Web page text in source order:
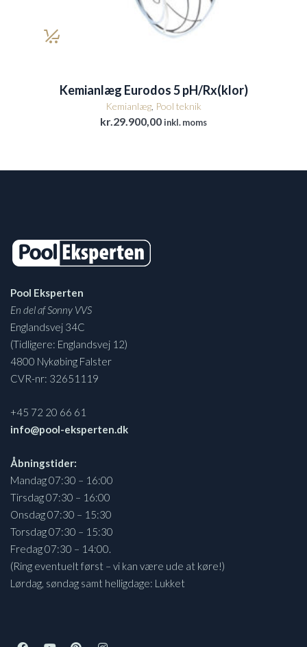
Kemianlæg Eurodos 5 pH/Rx(klor)
Kemianlæg Pool teknik
kr. 29.900,00inkl. moms
Pool Eksperten
En del af Sonny VVS
Englandsvej 34C
(Tidligere: Englandsvej 12)
4800 Nykøbing Falster
CVR-nr: 32651119
+45 72 20 66 61
info@pool-eksperten.dk
Åbningstider:
Mandag 07:30 – 16:00
Tirsdag 07:30 – 16:00
Onsdag 07:30 – 15:30
Torsdag 07:30 – 15:30
Fredag 07:30 – 14:00.
(Ring eventuelt først – vi kan være ude at køre!)
Lørdag, søndag samt helligdage: Lukket